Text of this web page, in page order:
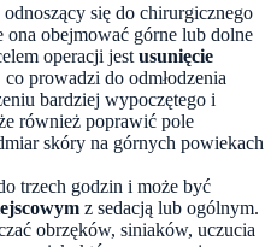
się do chirurgicznego
obejmować górne lub dolne
operacji jest usunięcie
co prowadzi do odmłodzenia
bardziej wypoczętego i
również poprawić pole
skóry na górnych powiekach
trzech godzin i może być
z sedacją lub ogólnym.
obrzęków, siniaków, uczucia